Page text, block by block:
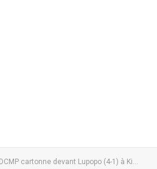
cartonne devant Lupopo (4-1) à Kinshasa